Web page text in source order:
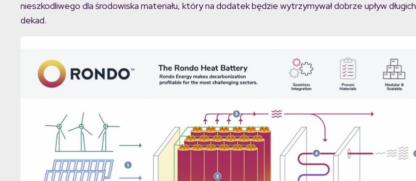
nieszkodliwego dla środowiska materiału, który na dodatek będzie wytrzymywał dobrze upływ długich
dekad.